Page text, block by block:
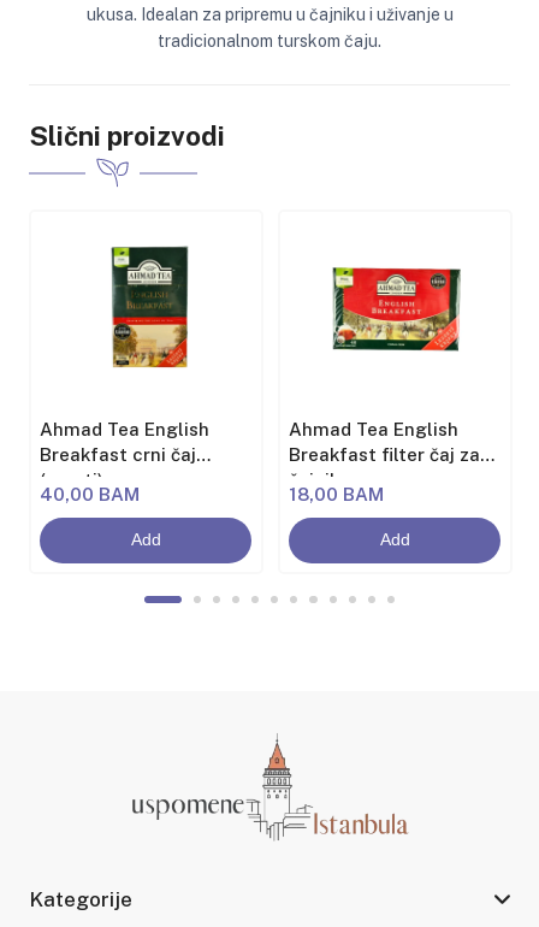
ukusa. Idealan za pripremu u čajniku i uživanje u
tradicionalnom turskom čaju.
Slični proizvodi
Ahmad Tea English
Breakfast crni čaj
(rasuti)
40,00 BAM
Add
Ahmad Tea English
Breakfast filter čaj za
čajnik
18,00 BAM
Add
Kategorije